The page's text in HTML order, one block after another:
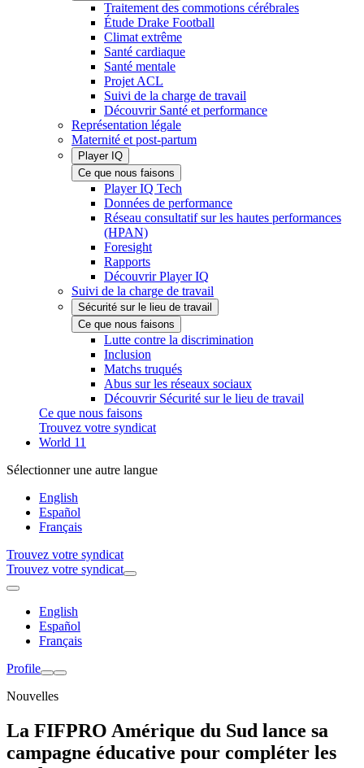
Traitement des commotions cérébrales
Étude Drake Football
Climat extrême
Santé cardiaque
Santé mentale
Projet ACL
Suivi de la charge de travail
Découvrir Santé et performance
Représentation légale
Maternité et post-partum
Player IQ
Ce que nous faisons
Player IQ Tech
Données de performance
Réseau consultatif sur les hautes performances
(HPAN)
Foresight
Rapports
Découvrir Player IQ
Suivi de la charge de travail
Sécurité sur le lieu de travail
Ce que nous faisons
Lutte contre la discrimination
Inclusion
Matchs truqués
Abus sur les réseaux sociaux
Découvrir Sécurité sur le lieu de travail
Ce que nous faisons
Trouvez votre syndicat
World 11
Sélectionner une autre langue
English
Español
Français
Trouvez votre syndicat
Trouvez votre syndicat
English
Español
Français
Profile
Nouvelles
La FIFPRO Amérique du Sud lance sa
campagne éducative pour compléter les